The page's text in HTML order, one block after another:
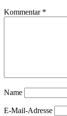
Kommentar *
Name
E-Mail-Adresse